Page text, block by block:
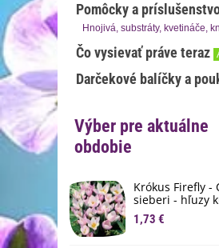
Pomôcky a
Hnojivá, substráty, kvetináče,
Čo vysievať práve teraz
Darčekové balíčky a
Výber pre aktuálne
obdobie
Krókus Firefly -
sieberi - hľuzy
1,73 €